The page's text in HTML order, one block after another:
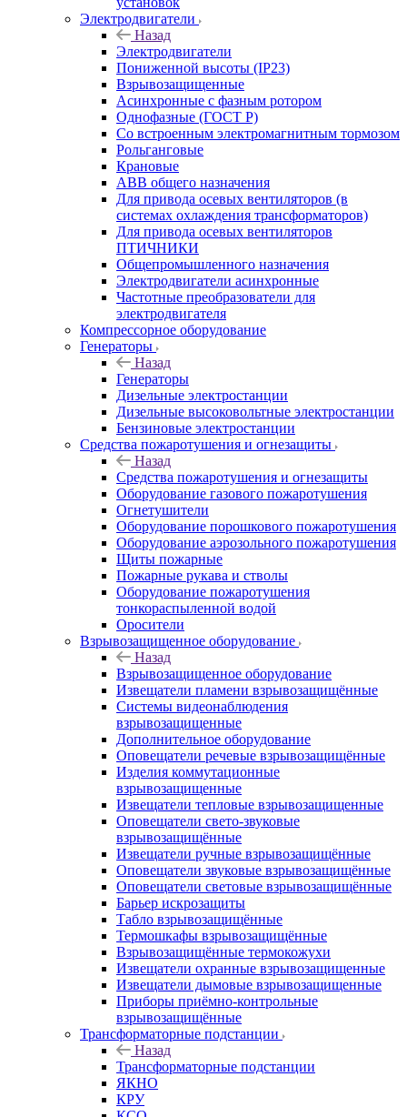
Электродвигатели
Назад
Электродвигатели
Пониженной высоты (IP23)
Взрывозащищенные
Асинхронные с фазным ротором
Однофазные (ГОСТ Р)
Со встроенным электромагнитным тормозом
Рольганговые
Крановые
АВВ общего назначения
Для привода осевых вентиляторов (в
системах охлаждения трансформаторов)
Для привода осевых вентиляторов
ПТИЧНИКИ
Общепромышленного назначения
Электродвигатели асинхронные
Частотные преобразователи для
электродвигателя
Компрессорное оборудование
Генераторы
Назад
Генераторы
Дизельные электростанции
Дизельные высоковольтные электростанции
Бензиновые электростанции
Средства пожаротушения и огнезащиты
Назад
Средства пожаротушения и огнезащиты
Оборудование газового пожаротушения
Огнетушители
Оборудование порошкового пожаротушения
Оборудование аэрозольного пожаротушения
Щиты пожарные
Пожарные рукава и стволы
Оборудование пожаротушения
тонкораспыленной водой
Оросители
Взрывозащищенное оборудование
Назад
Взрывозащищенное оборудование
Извещатели пламени взрывозащищённые
Системы видеонаблюдения
взрывозащищенные
Дополнительное оборудование
Оповещатели речевые взрывозащищённые
Изделия коммутационные
взрывозащищенные
Извещатели тепловые взрывозащищенные
Оповещатели свето-звуковые
взрывозащищённые
Извещатели ручные взрывозащищённые
Оповещатели звуковые взрывозащищённые
Оповещатели световые взрывозащищённые
Барьер искрозащиты
Табло взрывозащищённые
Термошкафы взрывозащищённые
Взрывозащищённые термокожухи
Извещатели охранные взрывозащищенные
Извещатели дымовые взрывозащищенные
Приборы приёмно-контрольные
взрывозащищённые
Трансформаторные подстанции
Назад
Трансформаторные подстанции
ЯКНО
КРУ